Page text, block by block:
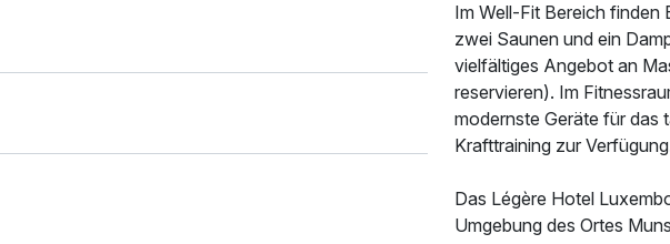
Im Well-Fit Bereich finden
zwei Saunen und ein
vielfältiges Angebot an
reservieren). Im
modernste Geräte für das
Krafttraining zur
Das Légère Hotel
Umgebung des Ortes